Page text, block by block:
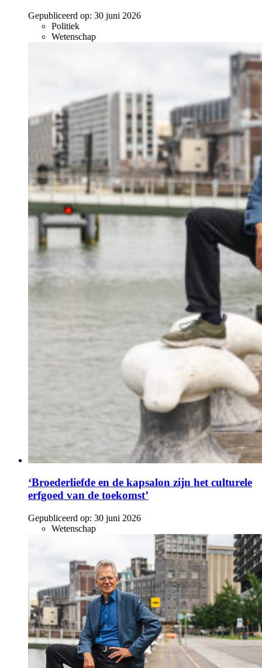
Gepubliceerd op: 30 juni 2026
Politiek
Wetenschap
‘Broederliefde en de kapsalon zijn het culturele
erfgoed van de toekomst’
Gepubliceerd op: 30 juni 2026
Wetenschap